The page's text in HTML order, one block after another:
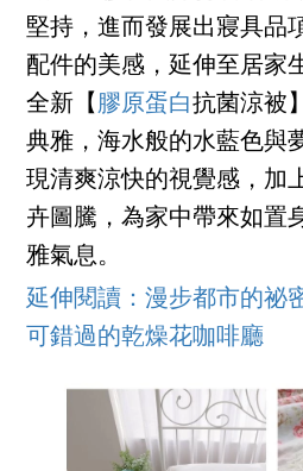
堅持，進而發展出寢具品
配件的美感，延伸至居家
全新【 膠原蛋白抗菌涼被
典雅，海水般的水藍色與
現清爽涼快的視覺感，加
卉圖騰，為家中帶來如置
雅氣息。
延伸閱讀：漫步都市的祕
可錯過的乾燥花咖啡廳